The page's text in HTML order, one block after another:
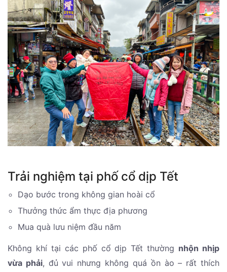
Trải nghiệm tại phố cổ dịp Tết
Dạo bước trong không gian hoài cổ
Thưởng thức ẩm thực địa phương
Mua quà lưu niệm đầu năm
Không khí tại các phố cổ dịp Tết thường nhộn nhịp
vừa phải, đủ vui nhưng không quá ồn ào – rất thích